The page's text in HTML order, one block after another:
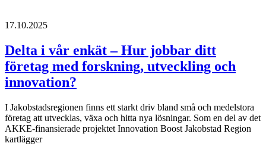
17.10.2025
Delta i vår enkät – Hur jobbar ditt
företag med forskning, utveckling och
innovation?
I Jakobstadsregionen finns ett starkt driv bland små och medelstora
företag att utvecklas, växa och hitta nya lösningar. Som en del av det
AKKE-finansierade projektet Innovation Boost Jakobstad Region
kartlägger